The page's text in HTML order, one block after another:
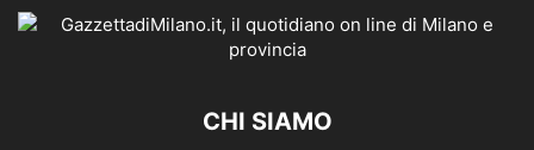
CHI SIAMO